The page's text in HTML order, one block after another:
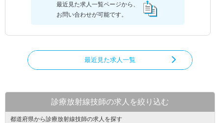
最近見た求人一覧ページから、
お問い合わせが可能です。
最近見た求人一覧
診療放射線技師の求人を絞り込む
都道府県から診療放射線技師の求人を探す